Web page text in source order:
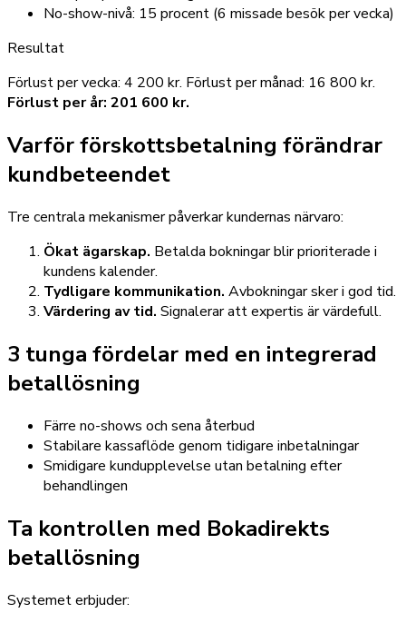
No-show-nivå: 15 procent (6 missade besök per vecka)
Resultat
Förlust per vecka: 4 200 kr. Förlust per månad: 16 800 kr.
Förlust per år: 201 600 kr.
Varför förskottsbetalning förändrar
kundbeteendet
Tre centrala mekanismer påverkar kundernas närvaro:
Ökat ägarskap. Betalda bokningar blir prioriterade i
kundens kalender.
Tydligare kommunikation. Avbokningar sker i god tid.
Värdering av tid. Signalerar att expertis är värdefull.
3 tunga fördelar med en integrerad
betallösning
Färre no-shows och sena återbud
Stabilare kassaflöde genom tidigare inbetalningar
Smidigare kundupplevelse utan betalning efter
behandlingen
Ta kontrollen med Bokadirekts
betallösning
Systemet erbjuder: